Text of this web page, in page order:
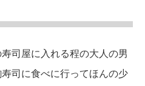
司屋に入れる程の大人の男
司に食べに行ってほんの少